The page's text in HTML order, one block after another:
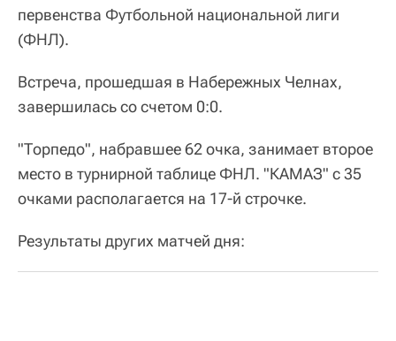
первенства Футбольной национальной лиги
(ФНЛ).
Встреча, прошедшая в Набережных Челнах,
завершилась со счетом 0:0.
"Торпедо", набравшее 62 очка, занимает второе
место в турнирной таблице ФНЛ. "КАМАЗ" с 35
очками располагается на 17-й строчке.
Результаты других матчей дня: